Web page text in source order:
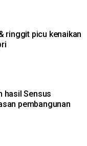
ringgit picu kenaikan
hasil Sensus
pembangunan